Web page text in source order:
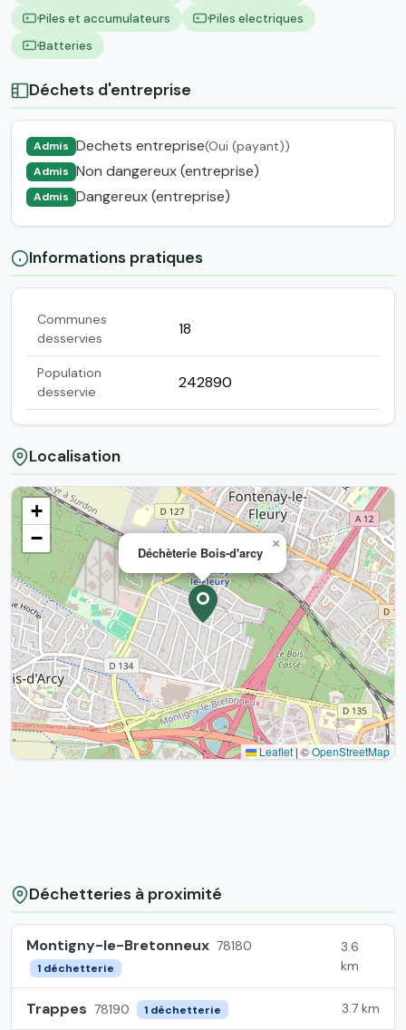
Piles et accumulateurs
Piles electriques
Batteries
Déchets d'entreprise
Admis Dechets entreprise(Oui (payant))
Admis Non dangereux (entreprise)
Admis Dangereux (entreprise)
Informations pratiques
Communes
desservies
18
Population
desservie
242890
Localisation
Déchèterie Bois-d'arcy
×
+
−
Leaflet |©OpenStreetMap
Déchetteries à proximité
Montigny-le-Bretonneux 78180
1 déchetterie
3.6
km
Trappes 78190 1 déchetterie 3.7 km